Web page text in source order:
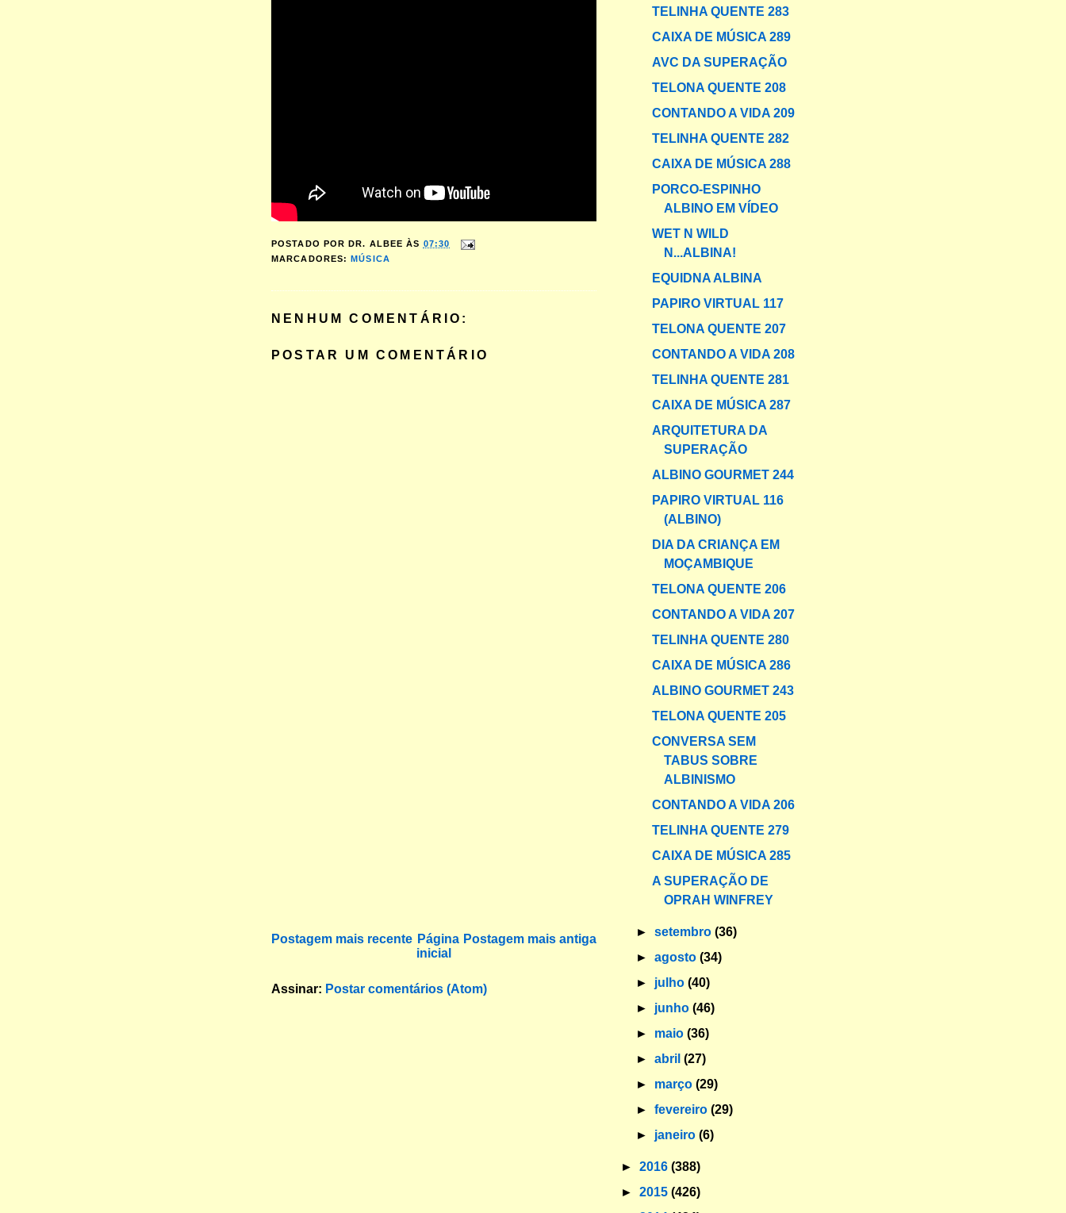
POSTADO POR DR. ALBEE ÀS 07:30
MARCADORES:MÚSICA
NENHUM COMENTÁRIO:
POSTAR UM COMENTÁRIO
Postagem mais recente Postagem mais antiga
Página
inicial
Assinar: Postar comentários (Atom)
TELINHA QUENTE 283
CAIXA DE MÚSICA 289
AVC DA SUPERAÇÃO
TELONA QUENTE 208
CONTANDO A VIDA 209
TELINHA QUENTE 282
CAIXA DE MÚSICA 288
PORCO-ESPINHO
ALBINO EM VÍDEO
WET N WILD
N...ALBINA!
EQUIDNA ALBINA
PAPIRO VIRTUAL 117
TELONA QUENTE 207
CONTANDO A VIDA 208
TELINHA QUENTE 281
CAIXA DE MÚSICA 287
ARQUITETURA DA
SUPERAÇÃO
ALBINO GOURMET 244
PAPIRO VIRTUAL 116
(ALBINO)
DIA DA CRIANÇA EM
MOÇAMBIQUE
TELONA QUENTE 206
CONTANDO A VIDA 207
TELINHA QUENTE 280
CAIXA DE MÚSICA 286
ALBINO GOURMET 243
TELONA QUENTE 205
CONVERSA SEM
TABUS SOBRE
ALBINISMO
CONTANDO A VIDA 206
TELINHA QUENTE 279
CAIXA DE MÚSICA 285
A SUPERAÇÃO DE
OPRAH WINFREY
►setembro(36)
►agosto(34)
► julho(40)
► junho(46)
► maio(36)
►abril(27)
► março(29)
►fevereiro(29)
► janeiro(6)
► 2016 (388)
► 2015 (426)